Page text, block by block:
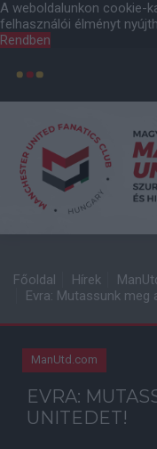
A weboldalunkon cookie-
felhasználói élményt
Rendben
Főoldal Hírek
Evra: Mutassunk meg
ManUtd.com
EVRA:
UNITEDET!